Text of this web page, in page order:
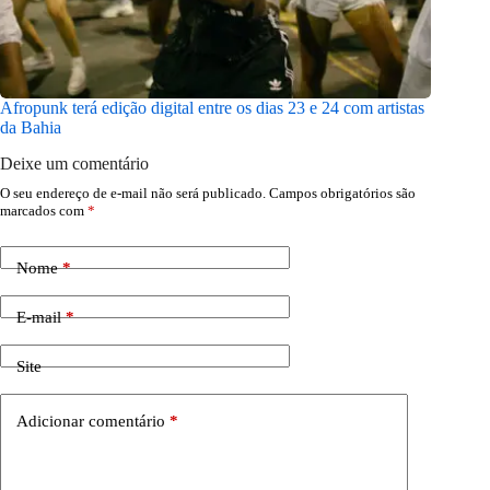
Afropunk terá edição digital entre os dias 23 e 24 com artistas
da Bahia
Deixe um comentário
O seu endereço de e-mail não será publicado. Campos obrigatórios são
marcados com *
Nome*
E-mail*
Site
Adicionar comentário *